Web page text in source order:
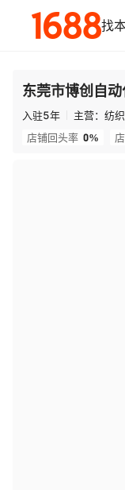
东莞市博创自
入驻5年 主营： 纺
店铺回头率 0%